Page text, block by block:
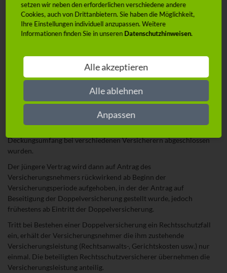
Die wichtigsten Begriffe, leicht erklärt.
Mit unserem Rechtsschutz-Lexikon möchten wir Ihnen die
wichtigsten Begriffe im Rechtsschutz-Umfeld erklären. Sollten Sie
Sie da.
Doppelversicherung
Eine Doppelversicherung liegt vor, wenn von einem
Versicherungsnehmer oder dessen mitversicherten Ehe- oder
Deckungsumfang bei verschiedenen Versicherern abgeschlossen
wurden.
Der jüngere Vertrag wird dann auf Antrag des
Versicherungsnehmers rückwirkend ab Beginn der
Versicherungsperiode aufgehoben, in der der Antrag auf
Beseitigung der Doppelversicherung gestellt wurde, jedoch
frühestens ab Eintritt der Doppelversicherung.
Tritt bei Bestehen einer Doppelversicherung ein Rechtsschutzfall
ein, erhält der Versicherungsnehmer die ihm zustehende
Versicherungsleistung (Rechtsanwalts-, Gerichtskosten usw.) nur
einmal. Die beteiligten Rechtsschutzversicherer übernehmen die
Versicherungsleistung anteilig.
setzen wir neben den erforderlichen verschiedene andere
Cookies, auch von Drittanbietern. Sie haben die Möglichkeit,
Ihre Einstellungen individuell anzupassen. Weitere
Informationen finden Sie in unseren Datenschutzhinweisen.
Alle akzeptieren
Alle ablehnen
Anpassen